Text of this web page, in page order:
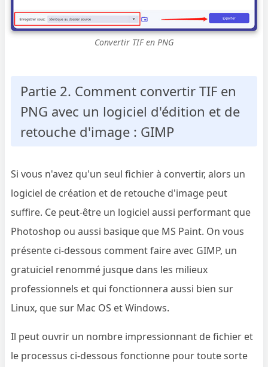
Convertir TIF en PNG
Partie 2. Comment convertir TIF en
PNG avec un logiciel d'édition et de
retouche d'image : GIMP
Si vous n'avez qu'un seul fichier à convertir, alors un
logiciel de création et de retouche d'image peut
suffire. Ce peut-être un logiciel aussi performant que
Photoshop ou aussi basique que MS Paint. On vous
présente ci-dessous comment faire avec GIMP, un
gratuiciel renommé jusque dans les milieux
professionnels et qui fonctionnera aussi bien sur
Linux, que sur Mac OS et Windows.
Il peut ouvrir un nombre impressionnant de fichier et
le processus ci-dessous fonctionne pour toute sorte